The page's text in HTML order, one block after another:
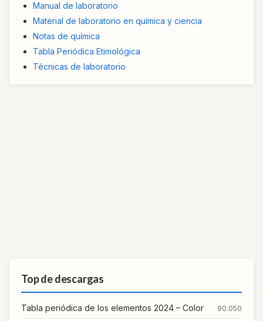
Manual de laboratorio
Material de laboratorio en química y ciencia
Notas de química
Tabla Periódica Etimológica
Técnicas de laboratorio
Top de descargas
Tabla periódica de los elementos 2024 – Color 90.050